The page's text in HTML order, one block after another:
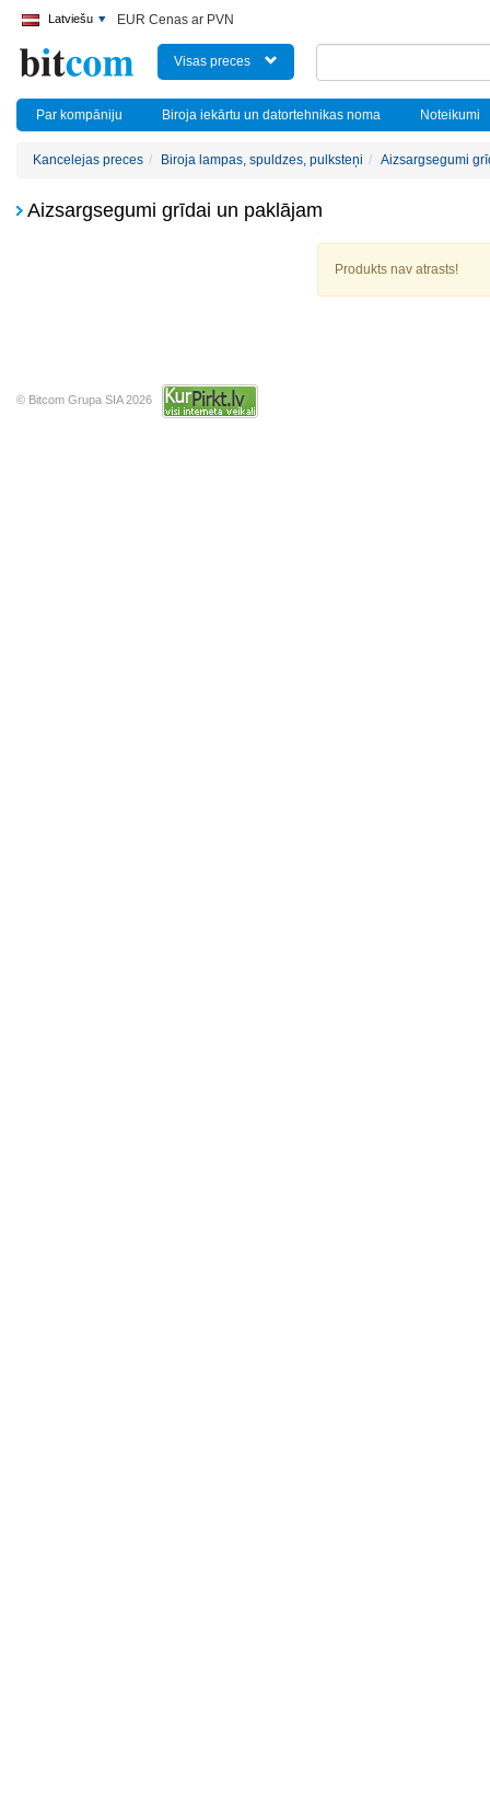
Latviešu EUR Cenas ar PVN
Visas preces
Par kompāniju Biroja iekārtu un datortehnikas noma Noteikumi
Kancelejas preces Biroja lampas, spuldzes, pulksteņi Aizsargsegumi
Aizsargsegumi grīdai un paklājam
Produkts nav atrasts!
© Bitcom Grupa SIA 2026